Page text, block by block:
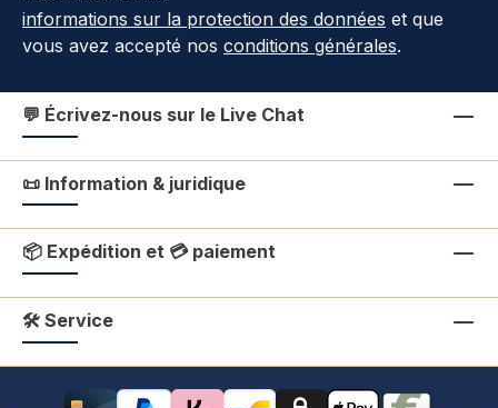
informations sur la protection des données et que
vous avez accepté nos conditions générales.
💬 Écrivez-nous sur le Live Chat
📜 Information & juridique
📦 Expédition et 💳 paiement
🛠 Service